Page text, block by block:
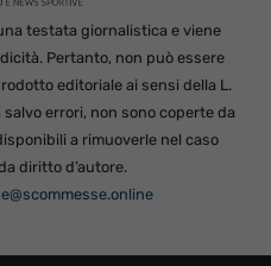
testata giornalistica e viene
Pertanto, non può essere
editoriale ai sensi della L.
salvo errori, non sono coperte da
a rimuoverle nel caso
diritto d’autore.